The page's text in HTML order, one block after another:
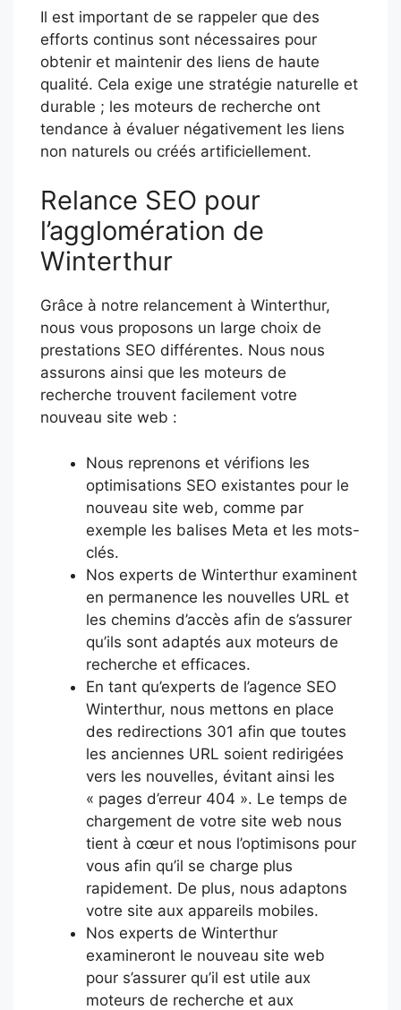
Il est important de se rappeler que des
efforts continus sont nécessaires pour
obtenir et maintenir des liens de haute
qualité. Cela exige une stratégie naturelle et
durable ; les moteurs de recherche ont
tendance à évaluer négativement les liens
non naturels ou créés artificiellement.
Relance SEO pour
l’agglomération de
Winterthur
Grâce à notre relancement à Winterthur,
nous vous proposons un large choix de
prestations SEO différentes. Nous nous
assurons ainsi que les moteurs de
recherche trouvent facilement votre
nouveau site web :
Nous reprenons et vérifions les
optimisations SEO existantes pour le
nouveau site web, comme par
exemple les balises Meta et les mots-
clés.
Nos experts de Winterthur examinent
en permanence les nouvelles URL et
les chemins d’accès afin de s’assurer
qu’ils sont adaptés aux moteurs de
recherche et efficaces.
En tant qu’experts de l’agence SEO
Winterthur, nous mettons en place
des redirections 301 afin que toutes
les anciennes URL soient redirigées
vers les nouvelles, évitant ainsi les
« pages d’erreur 404 ». Le temps de
chargement de votre site web nous
tient à cœur et nous l’optimisons pour
vous afin qu’il se charge plus
rapidement. De plus, nous adaptons
votre site aux appareils mobiles.
Nos experts de Winterthur
examineront le nouveau site web
pour s’assurer qu’il est utile aux
moteurs de recherche et aux